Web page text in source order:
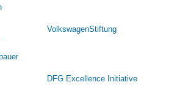
VolkswagenStiftung
DFG Excellence Initiative